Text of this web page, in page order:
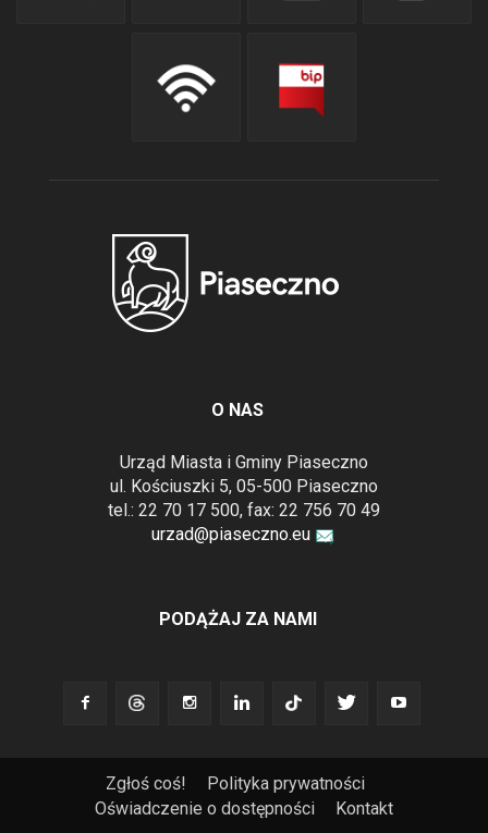
O NAS
Urząd Miasta i Gminy Piaseczno
ul. Kościuszki 5, 05-500 Piaseczno
tel.: 22 70 17 500, fax: 22 756 70 49
urzad@piaseczno.eu
PODĄŻAJ ZA NAMI
Zgłoś coś!
Polityka prywatności
Oświadczenie o dostępności
Kontakt